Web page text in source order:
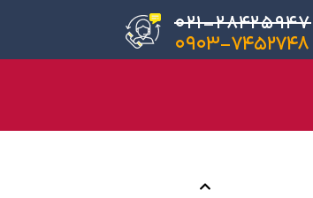
۰۲۱-۲۸۴۲۵۹۴۷
۰۹۰۳-۷۴۵۲۷۴۸